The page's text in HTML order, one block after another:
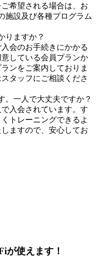
希望される場合は、お
施設及び各種プログラム
りますか？
会のお手続きにかかる
している会員プランか
ンをご案内しておりま
タッフにご相談くださ
。一人で大丈夫ですか？
入会されています。す
トレーニングできるよ
ますので、安心してお
が使えます！